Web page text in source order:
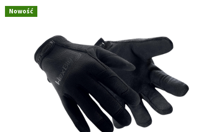
produktu
wynosi
gwiazdek.
Nowość